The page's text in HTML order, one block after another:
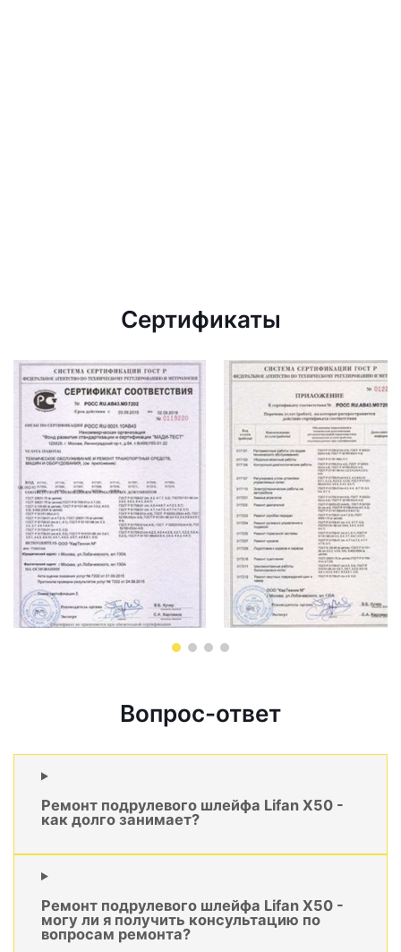
Сертификаты
Вопрос-ответ
Ремонт подрулевого шлейфа Lifan X50 -
как долго занимает?
Ремонт подрулевого шлейфа Lifan X50 -
могу ли я получить консультацию по
вопросам ремонта?